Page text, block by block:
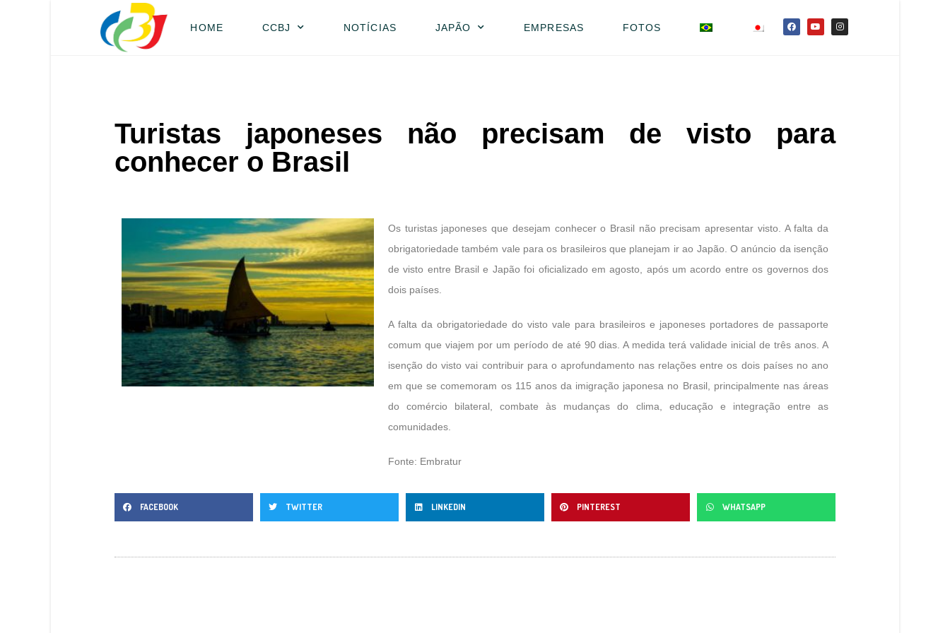
HOME CCBJ NOTÍCIAS JAPÃO EMPRESAS FOTOS
Turistas japoneses não precisam de visto para
conhecer o Brasil
Os turistas japoneses que desejam conhecer o Brasil não precisam apresentar visto. A falta da
obrigatoriedade também vale para os brasileiros que planejam ir ao Japão. O anúncio da isenção
de visto entre Brasil e Japão foi oficializado em agosto, após um acordo entre os governos dos
dois países.
A falta da obrigatoriedade do visto vale para brasileiros e japoneses portadores de passaporte
comum que viajem por um período de até 90 dias. A medida terá validade inicial de três anos. A
isenção do visto vai contribuir para o aprofundamento nas relações entre os dois países no ano
em que se comemoram os 115 anos da imigração japonesa no Brasil, principalmente nas áreas
do comércio bilateral, combate às mudanças do clima, educação e integração entre as
comunidades.
Fonte: Embratur
FACEBOOK TWITTER LINKEDIN PINTEREST WHATSAPP